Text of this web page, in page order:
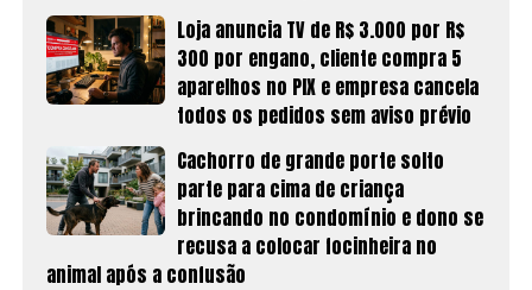
Loja anuncia TV de R$ 3.000 por R$
300 por engano, cliente compra 5
aparelhos no PIX e empresa cancela
todos os pedidos sem aviso prévio
Cachorro de grande porte solto
parte para cima de criança
brincando no condomínio e dono se
recusa a colocar focinheira no
animal após a confusão